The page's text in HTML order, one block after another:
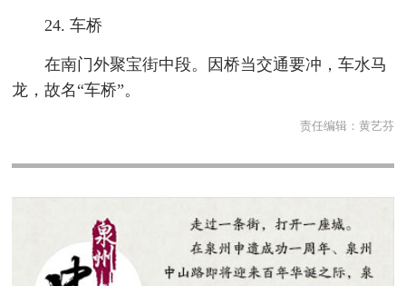
24. 车桥
在南门外聚宝街中段。因桥当交通要冲，车水马
龙，故名“车桥”。
责任编辑： 黄艺芬